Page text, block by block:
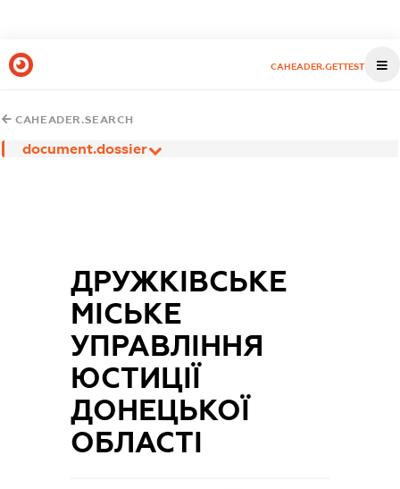
CAHEADER.GETTEST
CAHEADER.SEARCH
document.dossier
ДРУЖКІВСЬКЕ
МІСЬКЕ
УПРАВЛІННЯ
ЮСТИЦІЇ
ДОНЕЦЬКОЇ
ОБЛАСТІ